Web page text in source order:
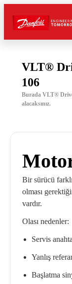
VLT®
106
Burada VLT®
alacaksınız.
Bir sürücü
olması
vardır.
Olası nedenler:
Servis
Yanlış
Başlatma